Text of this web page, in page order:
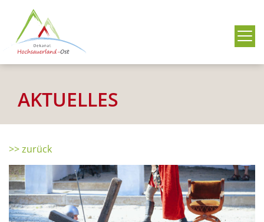
AKTUELLES
>> zurück